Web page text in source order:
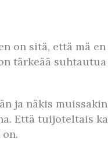
on sitä, että mä
tärkeää
ja näkis
Että tuijoteltais